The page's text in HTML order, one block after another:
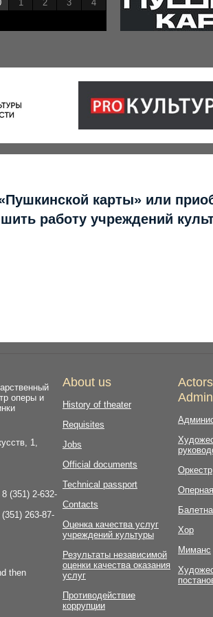
1 2 3 4
карты» или
работу учреждений
оперы и
1,
(351) 2-632-
263-87-
then
About us
History of theater
Requisites
Jobs
Official documents
Technical passport
Contacts
Оценка качества услуг
учреждений культуры
Результаты независимой
оценки качества оказания
услуг
Противодействие
коррупции
Оркестр
Хор
Миманс